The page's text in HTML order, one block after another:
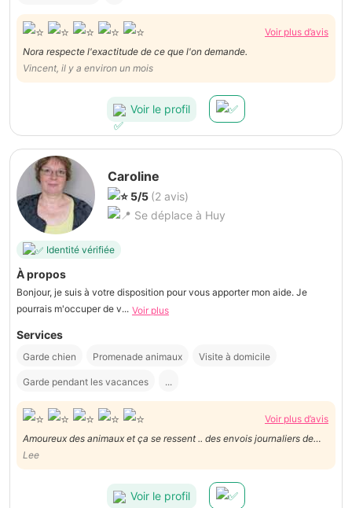
Voir plus d’avis
Nora respecte l'exactitude de ce que l'on demande.
Vincent, il y a environ un mois
Voir le profil
Caroline
5/5 (2 avis)
Se déplace à Huy
Identité vérifiée
À propos
Bonjour, je suis à votre disposition pour vous apporter mon aide. Je
pourrais m'occuper de v... Voir plus
Services
Garde chien Promenade animaux Visite à domicile
Garde pendant les vacances ...
Voir plus d’avis
Amoureux des animaux et ça se ressent .. des envois journaliers de
photo montrant que mon petit chien était heureux ... prestation qui
vaut les 5 étoile
Lee
Voir le profil